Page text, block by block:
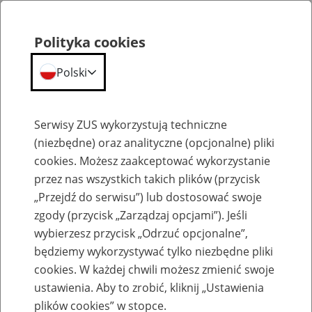
Szkolenia
Zaproś ZUS do siebie: Aktywni 50+
Polityka cookies
Polski
Serwisy ZUS wykorzystują techniczne
(niezbędne) oraz analityczne (opcjonalne) pliki
cookies. Możesz zaakceptować wykorzystanie
przez nas wszystkich takich plików (przycisk
„Przejdź do serwisu”) lub dostosować swoje
zgody (przycisk „Zarządzaj opcjami”). Jeśli
wybierzesz przycisk „Odrzuć opcjonalne”,
będziemy wykorzystywać tylko niezbędne pliki
cookies. W każdej chwili możesz zmienić swoje
ustawienia. Aby to zrobić, kliknij „Ustawienia
plików cookies” w stopce.